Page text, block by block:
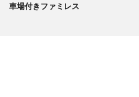
車場付きファミレス